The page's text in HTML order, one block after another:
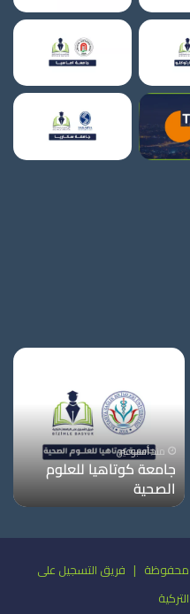
منذ أسبوعين
جامعة كوتاهيا للعلوم
الصحية
الحقوق محفوظة | فريق التسجيل على